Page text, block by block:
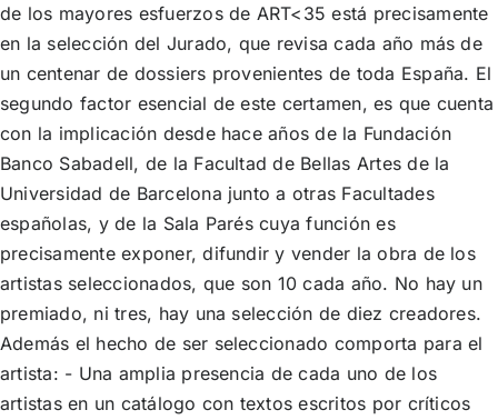
de los mayores esfuerzos de ART<35 está precisamente
en la selección del Jurado, que revisa cada año más de
un centenar de dossiers provenientes de toda España. El
segundo factor esencial de este certamen, es que cuenta
con la implicación desde hace años de la Fundación
Banco Sabadell, de la Facultad de Bellas Artes de la
Universidad de Barcelona junto a otras Facultades
españolas, y de la Sala Parés cuya función es
precisamente exponer, difundir y vender la obra de los
artistas seleccionados, que son 10 cada año. No hay un
premiado, ni tres, hay una selección de diez creadores.
Además el hecho de ser seleccionado comporta para el
artista: - Una amplia presencia de cada uno de los
artistas en un catálogo con textos escritos por críticos